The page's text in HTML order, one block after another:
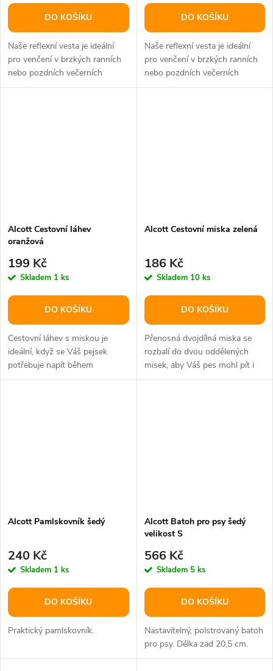
DO KOŠÍKU
Naše reflexní vesta je ideální
pro venčení v brzkých ranních
nebo pozdních večerních
hodinách.
DO KOŠÍKU
Naše reflexní vesta je ideální
pro venčení v brzkých ranních
nebo pozdních večerních
hodinách.
Alcott Cestovní láhev
oranžová
199 Kč
Skladem 1 ks
DO KOŠÍKU
Cestovní láhev s miskou je
ideální, když se Váš pejsek
potřebuje napít během
procházky.
Alcott Cestovní miska zelená
186 Kč
Skladem 10 ks
DO KOŠÍKU
Přenosná dvojdílná miska se
rozbalí do dvou oddělených
misek, aby Váš pes mohl pít i
mlsat!
Alcott Pamlskovník šedý
240 Kč
Skladem 1 ks
DO KOŠÍKU
Praktický pamlskovník.
Alcott Batoh pro psy šedý
velikost S
566 Kč
Skladem 5 ks
DO KOŠÍKU
Nastavitelný, polstrovaný batoh
pro psy. Délka zad 20,5 cm.